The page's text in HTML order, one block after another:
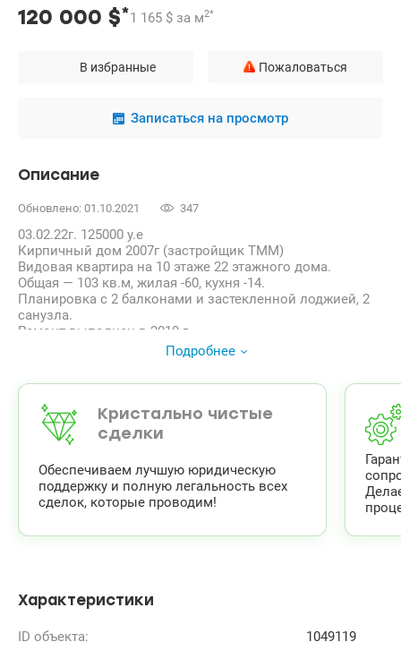
120 000 $*1 165 $ за м2*
В избранные Пожаловаться
Записаться на просмотр
Описание
Обновлено: 01.10.2021 347
03.02.22г. 125000 у.е
Кирпичный дом 2007г (застройщик ТММ)
Видовая квартира на 10 этаже 22 этажного дома.
Общая — 103 кв.м, жилая -60, кухня -14.
Планировка с 2 балконами и застекленной лоджией, 2
санузла.
Ремонт выполнен в 2010 г.
Встроенная кухня с встроенной бытовой техникой.
Полностью подходит для ипотечного кредитования.
Квартира с уникальным видом на лесопарковую зону
Совки, который находится рядом в 1мин .
Есть подземный паринг, в наличии паркоместа.
В доме ОСББ, счетчики на все, в том числе и на
отопление.
Свободна, можно заехать в день сделки.
125 000 у.е
Показы в удобное время для покупателя.
Светлана, тел. 096-126-02-44,
раб.. 503-0804,
Улица: Чаадаева Петра ул.
Подробнее
Кристально чистые
сделки
Обеспечиваем лучшую юридическую
поддержку и полную легальность всех
сделок, которые проводим!
Характеристики
ID объекта:
1049119